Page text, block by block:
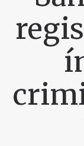
FAÇA UMA